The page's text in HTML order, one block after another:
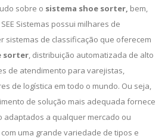
sobre o sistema shoe sorter, bem,
Sistemas possui milhares de
sistemas de classificação que oferecem
sorter, distribuição automatizada de alto
de atendimento para varejistas,
de logística em todo o mundo. Ou seja,
de solução mais adequada fornece
adaptados a qualquer mercado ou
uma grande variedade de tipos e